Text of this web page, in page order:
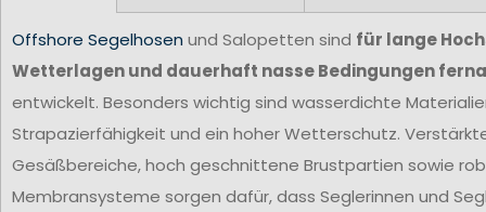
Offshore Segelhosen und Salopetten sind für lange
Wetterlagen und dauerhaft nasse Bedingungen
entwickelt. Besonders wichtig sind wasserdichte
Strapazierfähigkeit und ein hoher Wetterschutz.
Gesäßbereiche, hoch geschnittene Brustpartien sowie
Membransysteme sorgen dafür, dass Seglerinnen und